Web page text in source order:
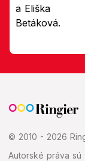
© 2010 - 2026
Autorské práva